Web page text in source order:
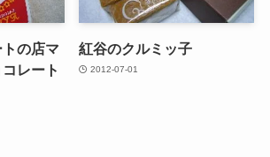
の店マ
レート
紅谷のクルミッ子
2012-07-01